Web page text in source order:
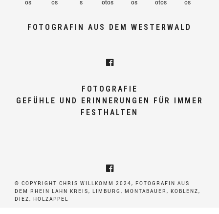
os
os
s
otos
os
otos
os
FOTOGRAFIN AUS DEM WESTERWALD
FOTOGRAFIE
GEFÜHLE UND ERINNERUNGEN FÜR IMMER
FESTHALTEN
© COPYRIGHT CHRIS WILLKOMM 2024, FOTOGRAFIN AUS
DEM RHEIN LAHN KREIS, LIMBURG, MONTABAUER, KOBLENZ,
DIEZ, HOLZAPPEL